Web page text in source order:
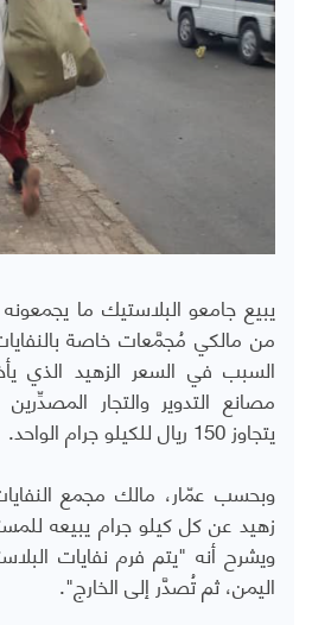
يبيع جامعو البلاستيك ما
من مالكي مُجمَّعات خاصة
السبب في السعر الزهيد الذي
مصانع التدوير والتجار
يتجاوز 150 ريال للكيلو جرام الواحد.
وبحسب عمّار، مالك مجمع
زهيد عن كل كيلو جرام يبيعه
ويشرح أنه "يتم فرم نفايات
اليمن، ثم تُصدَّر إلى الخارج".